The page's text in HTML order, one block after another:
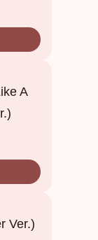
A
Ver.)